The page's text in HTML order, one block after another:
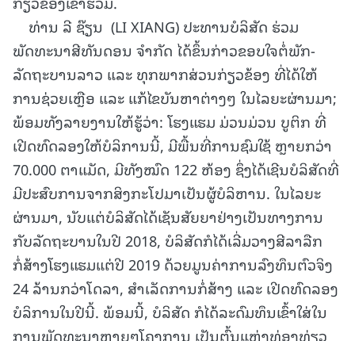
ທ່ານ ລີ ຊ໊ຽນ (LI XIANG) ປະທານບໍລິສັດ ຮ່ວມ
ພັດທະນາສີທັນດອນ ຈໍາກັດ ໄດ້ຂຶ້ນກ່າວຂອບໃຈຕໍ່ພັກ-
ລັດຖະບານລາວ ແລະ ທຸກພາກສ່ວນກ່ຽວຂ້ອງ ທີ່ໄດ້ໃຫ້
ການຊ່ວຍເຫຼືອ ແລະ ແກ້ໄຂບັນຫາຕ່າງໆ ໃນໄລຍະຜ່ານມາ;
ພ້ອມທັງລາຍງານໃຫ້ຮູ້ວ່າ: ໂຮງແຮມ ມ່ວນມ່ວນ ບູຕິກ ທີ່
ເປີດທົດລອງໃຫ້ບໍລິການນີ້, ມີພື້ນທີ່ການຊົມໃຊ້ ຫຼາຍກວ່າ
70.000 ຕາແມັດ, ມີທັງໝົດ 122 ຫ້ອງ ຊຶ່ງໄດ້ເຊີນບໍລິສັດທີ່
ມີປະສົບການຈາກສິງກະໂປມາເປັນຜູ້ບໍລິຫານ. ໃນໄລຍະ
ຜ່ານມາ, ນັບແຕ່ບໍລິສັດໄດ້ເຊັນສັຍຍາຢ່າງເປັນທາງການ
ກັບລັດຖະບານໃນປີ 2018, ບໍລິສັດກໍໄດ້ເລີ່ມວາງສີລາລືກ
ກໍ່ສ້າງໂຮງແຮມແຕ່ປີ 2019 ດ້ວຍມູນຄ່າການລົງທຶນຕົວຈິງ
24 ລ້ານກວ່າໂດລາ, ສຳເລັດການກໍ່ສ້າງ ແລະ ເປີດທົດລອງ
ບໍລິການໃນປີນີ້. ພ້ອມນີ້, ບໍລິສັດ ກໍໄດ້ລະດົມທຶນເຂົ້າໃສ່ໃນ
ການພັດທະນາຫຼາຍໆໂຄງການ ເປັນຕົ້ນແຫຼ່ງທ່ອງທ່ຽວ